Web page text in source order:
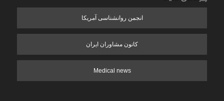
انجمن روانشناسی آمریکا
کانون مشاوران ایران
Medical news